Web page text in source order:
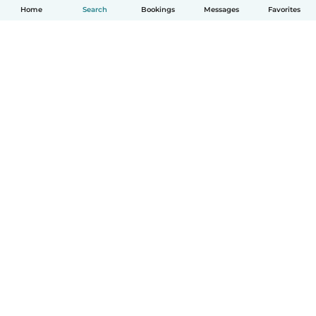
Home Search Bookings Messages Favorites